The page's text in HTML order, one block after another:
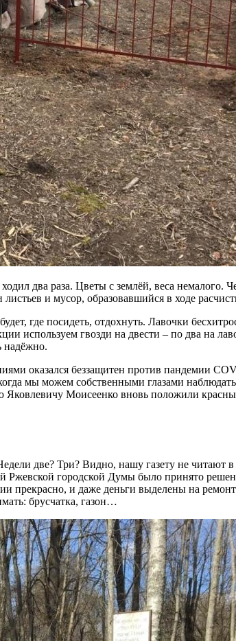
два раза. Цветы с землёй, веса немалого.
и мусор, образовавшийся в ходе
где посидеть, отдохнуть. Лавочки
используем гвозди на двести – по два на
надёжно.
оказался беззащитен против пандемии
мы можем собственными глазами
Моисеенко вновь положили
две? Три? Видно, нашу газету не читают
городской Думы было принято
прекрасно, и даже деньги выделены на
брусчатка, газон…